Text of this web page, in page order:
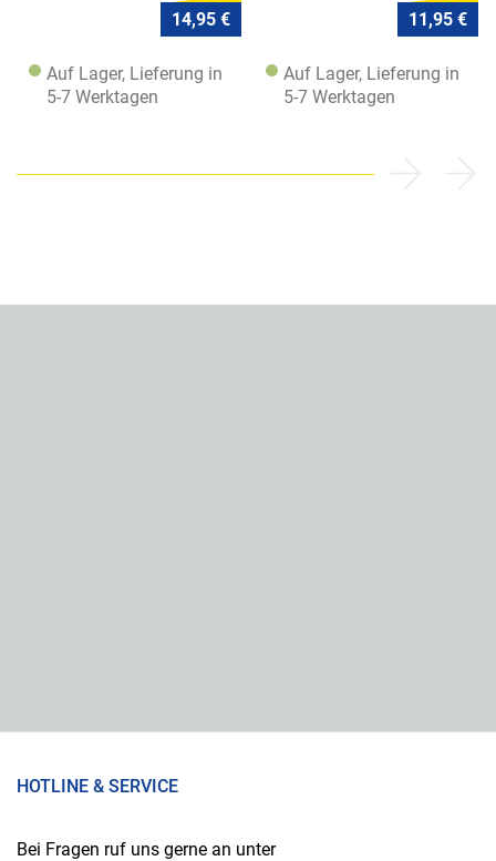
14,95 €
Auf Lager, Lieferung in
5-7 Werktagen
11,95 €
Auf Lager, Lieferung in
5-7 Werktagen
HOTLINE & SERVICE
Bei Fragen ruf uns gerne an unter